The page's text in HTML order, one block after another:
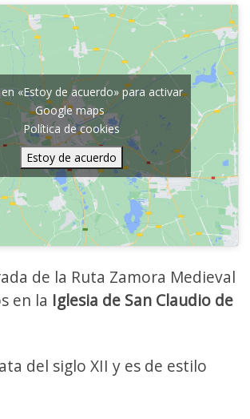
«Estoy de acuerdo» para activar
Google maps
Política de cookies
Estoy de acuerdo
de la Ruta Zamora Medieval
en la Iglesia de San Claudio de
del siglo XII y es de estilo